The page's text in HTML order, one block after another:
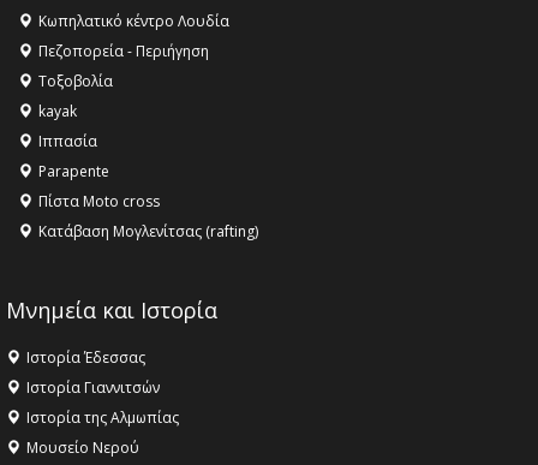
Κληρονομιάς της UNESCO – Ομόφωνη η απόφαση Ο
Όλυμπος αναγνωρίστηκε ως φυσικό και πολιτιστικό
αγαθό εξέχουσας οικουμενικής αξίας για την
ανθρωπότητα
16:18 -
ΣΤΗΝ ΕΔΕΣΣΑ
Κωπηλατικό κέντρο Λουδία
Πεζοπορεία - Περιήγηση
Τοξοβολία
kayak
Ιππασία
Parapente
Πίστα Moto cross
Κατάβαση Μογλενίτσας (rafting)
Μνημεία και Ιστορία
Ιστορία Έδεσσας
Ιστορία Γιαννιτσών
Ιστορία της Αλμωπίας
Μουσείο Νερού